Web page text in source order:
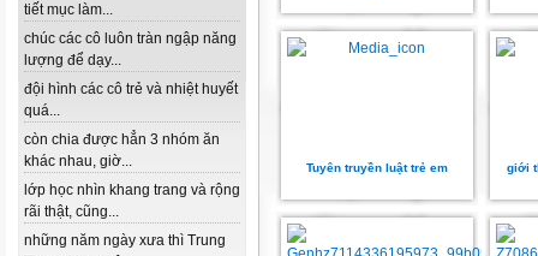
tiết mục làm...
chúc các cô luôn tràn ngập năng
lượng để dạy...
đội hình các cô trẻ và nhiệt huyết
quá...
còn chia được hẳn 3 nhóm ăn
khác nhau, giờ...
lớp học nhìn khang trang và rộng
rãi thật, cũng...
những năm ngày xưa thì Trung
Tuyên truyền luật trẻ em giới